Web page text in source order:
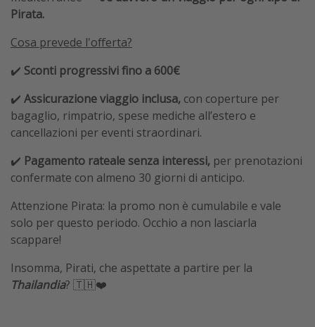
Pirata.
Cosa prevede l'offerta?
✔️ Sconti progressivi fino a 600€
✔️ Assicurazione viaggio inclusa, con coperture per
bagaglio, rimpatrio, spese mediche all’estero e
cancellazioni per eventi straordinari.
✔️ Pagamento rateale senza interessi, per prenotazioni
confermate con almeno 30 giorni di anticipo.
Attenzione Pirata: la promo non è cumulabile e vale
solo per questo periodo. Occhio a non lasciarla
scappare!
Insomma, Pirati, che aspettate a partire per la
Thailandia? 🇹🇭❤️